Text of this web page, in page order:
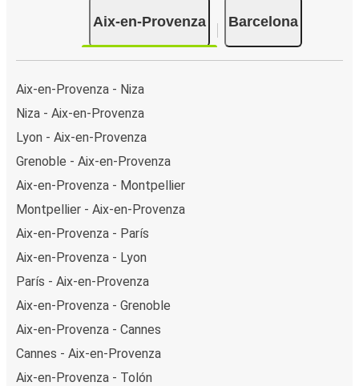
Aix-en-Provenza Barcelona
Aix-en-Provenza - Niza
Niza - Aix-en-Provenza
Lyon - Aix-en-Provenza
Grenoble - Aix-en-Provenza
Aix-en-Provenza - Montpellier
Montpellier - Aix-en-Provenza
Aix-en-Provenza - París
Aix-en-Provenza - Lyon
París - Aix-en-Provenza
Aix-en-Provenza - Grenoble
Aix-en-Provenza - Cannes
Cannes - Aix-en-Provenza
Aix-en-Provenza - Tolón